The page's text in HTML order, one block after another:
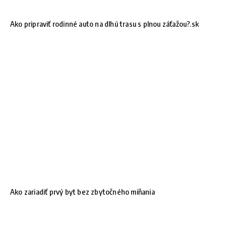
Ako pripraviť rodinné auto na dlhú trasu s plnou záťažou?.sk
Ako zariadiť prvý byt bez zbytočného míňania